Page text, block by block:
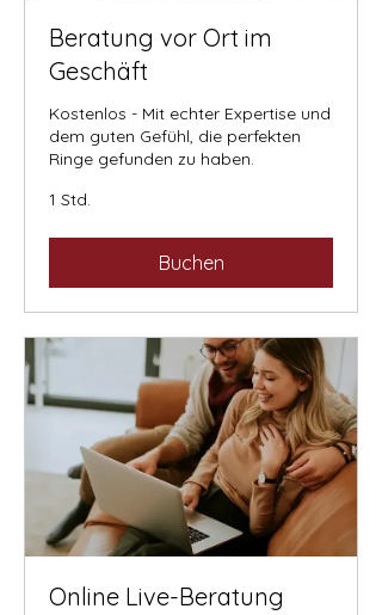
Beratung vor Ort im
Geschäft
Kostenlos - Mit echter Expertise und
dem guten Gefühl, die perfekten
Ringe gefunden zu haben.
1 Std.
Buchen
Online Live-Beratung